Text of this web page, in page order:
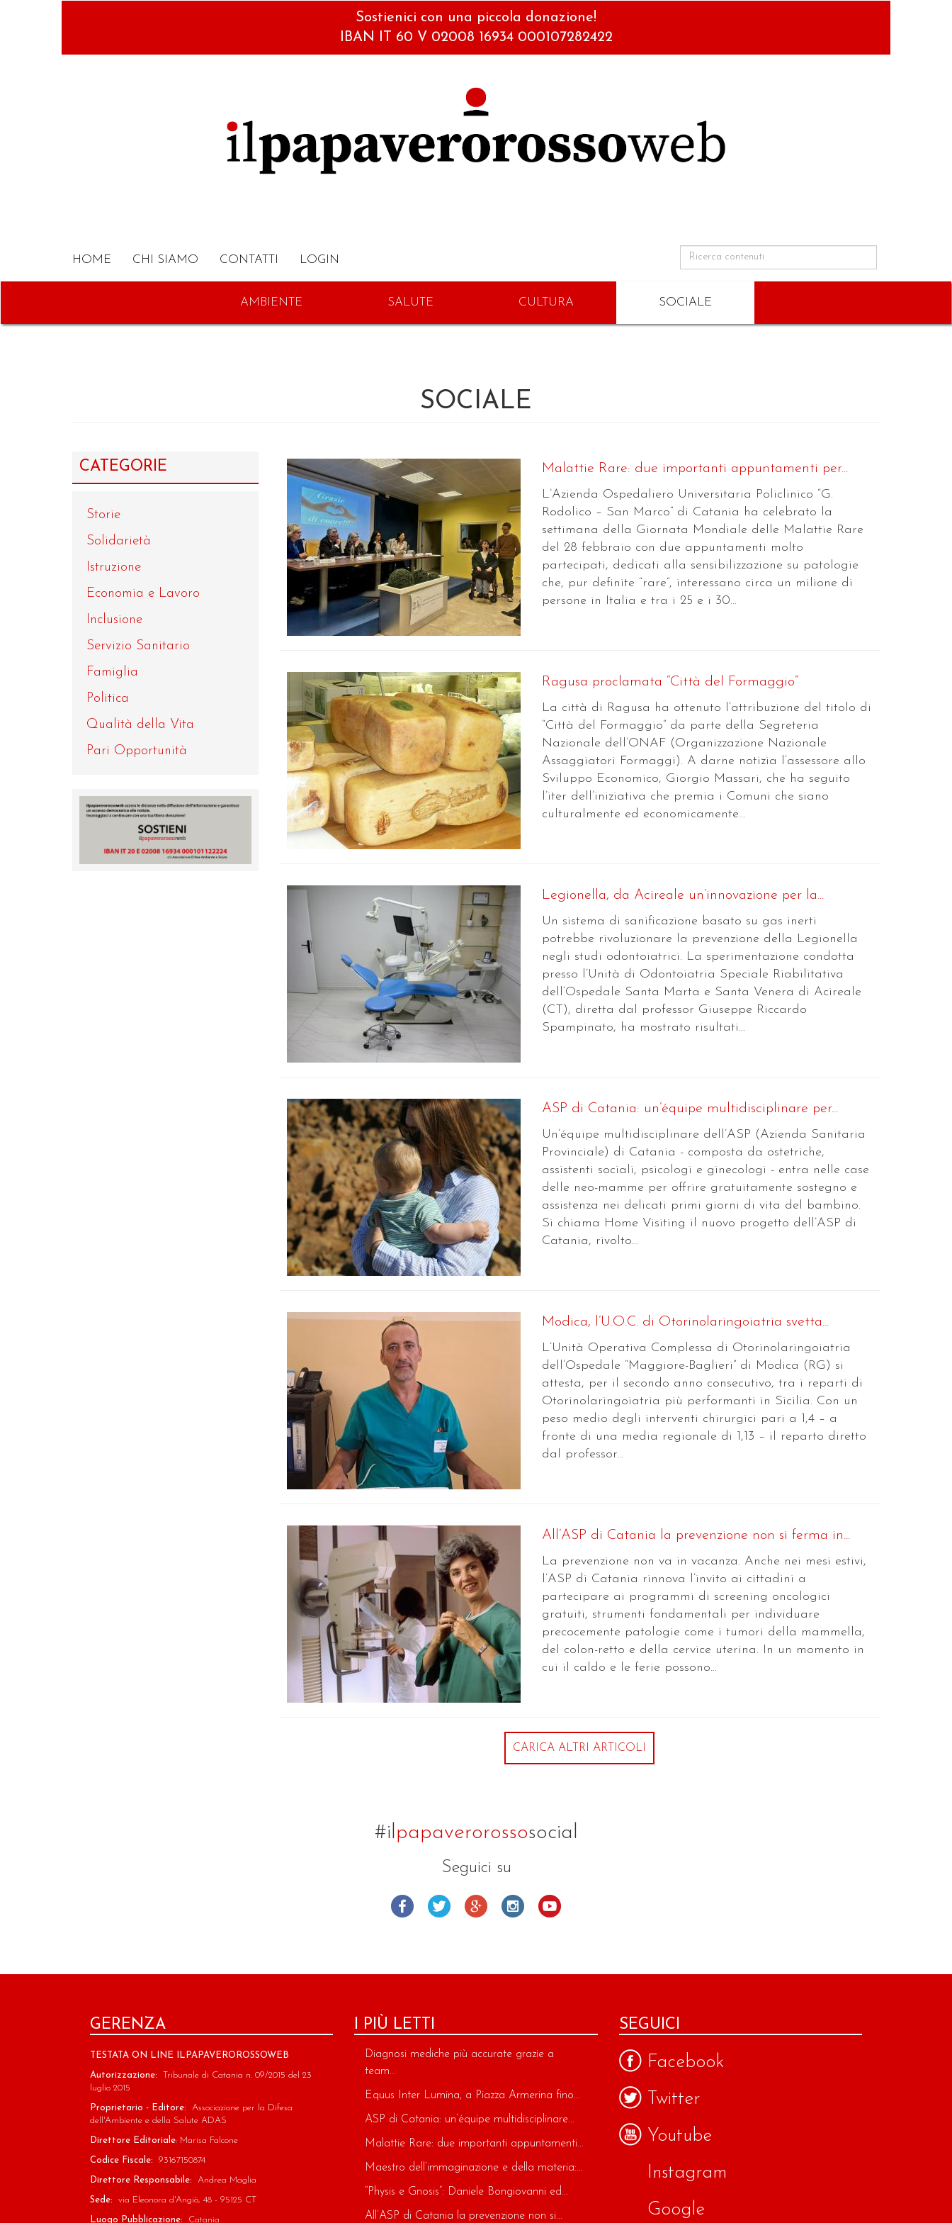
Sostienici con una piccola donazione!
IBAN IT 60 V 02008 16934 000107282422
HOME CHI SIAMO CONTATTI LOGIN
AMBIENTE SALUTE CULTURA SOCIALE
SOCIALE
CATEGORIE
Storie
Solidarietà
Istruzione
Economia e Lavoro
Inclusione
Servizio Sanitario
Famiglia
Politica
Qualità della Vita
Pari Opportunità
Malattie Rare: due importanti appuntamenti per...
L’Azienda Ospedaliero Universitaria Policlinico “G.
Rodolico – San Marco” di Catania ha celebrato la
settimana della Giornata Mondiale delle Malattie Rare
del 28 febbraio con due appuntamenti molto
partecipati, dedicati alla sensibilizzazione su patologie
che, pur definite “rare”, interessano circa un milione di
persone in Italia e tra i 25 e i 30...
Ragusa proclamata “Città del Formaggio”
La città di Ragusa ha ottenuto l’attribuzione del titolo di
“Città del Formaggio” da parte della Segreteria
Nazionale dell’ONAF (Organizzazione Nazionale
Assaggiatori Formaggi). A darne notizia l’assessore allo
Sviluppo Economico, Giorgio Massari, che ha seguito
l’iter dell’iniziativa che premia i Comuni che siano
culturalmente ed economicamente...
Legionella, da Acireale un’innovazione per la...
Un sistema di sanificazione basato su gas inerti
potrebbe rivoluzionare la prevenzione della Legionella
negli studi odontoiatrici. La sperimentazione condotta
presso l’Unità di Odontoiatria Speciale Riabilitativa
dell’Ospedale Santa Marta e Santa Venera di Acireale
(CT), diretta dal professor Giuseppe Riccardo
Spampinato, ha mostrato risultati...
ASP di Catania: un’équipe multidisciplinare per...
Un’équipe multidisciplinare dell’ASP (Azienda Sanitaria
Provinciale) di Catania - composta da ostetriche,
assistenti sociali, psicologi e ginecologi - entra nelle case
delle neo-mamme per offrire gratuitamente sostegno e
assistenza nei delicati primi giorni di vita del bambino.
Si chiama Home Visiting il nuovo progetto dell’ASP di
Catania, rivolto...
Modica, l’U.O.C. di Otorinolaringoiatria svetta...
L’Unità Operativa Complessa di Otorinolaringoiatria
dell’Ospedale “Maggiore-Baglieri” di Modica (RG) si
attesta, per il secondo anno consecutivo, tra i reparti di
Otorinolaringoiatria più performanti in Sicilia. Con un
peso medio degli interventi chirurgici pari a 1,4 – a
fronte di una media regionale di 1,13 – il reparto diretto
dal professor...
All’ASP di Catania la prevenzione non si ferma in...
La prevenzione non va in vacanza. Anche nei mesi estivi,
l’ASP di Catania rinnova l’invito ai cittadini a
partecipare ai programmi di screening oncologici
gratuiti, strumenti fondamentali per individuare
precocemente patologie come i tumori della mammella,
del colon-retto e della cervice uterina. In un momento in
cui il caldo e le ferie possono...
CARICA ALTRI ARTICOLI
#ilpapaverorossosocial
Seguici su
GERENZA
TESTATA ON LINE ILPAPAVEROROSSOWEB
Autorizzazione: Tribunale di Catania n. 09/2015 del 23
luglio 2015
Proprietario - Editore: Associazione per la Difesa
dell'Ambiente e della Salute ADAS
Direttore Editoriale: Marisa Falcone
Codice Fiscale: 93167150874
Direttore Responsabile: Andrea Maglia
Sede: via Eleonora d'Angiò, 48 - 95125 CT
Luogo Pubblicazione: Catania
I PIÙ LETTI
Diagnosi mediche più accurate grazie a
team...
Equus Inter Lumina, a Piazza Armerina fino...
ASP di Catania: un’équipe multidisciplinare...
Malattie Rare: due importanti appuntamenti...
Maestro dell’immaginazione e della materia:...
“Physis e Gnosis”: Daniele Bongiovanni ed...
All’ASP di Catania la prevenzione non si...
SEGUICI
Facebook
Twitter
Youtube
Instagram
Google